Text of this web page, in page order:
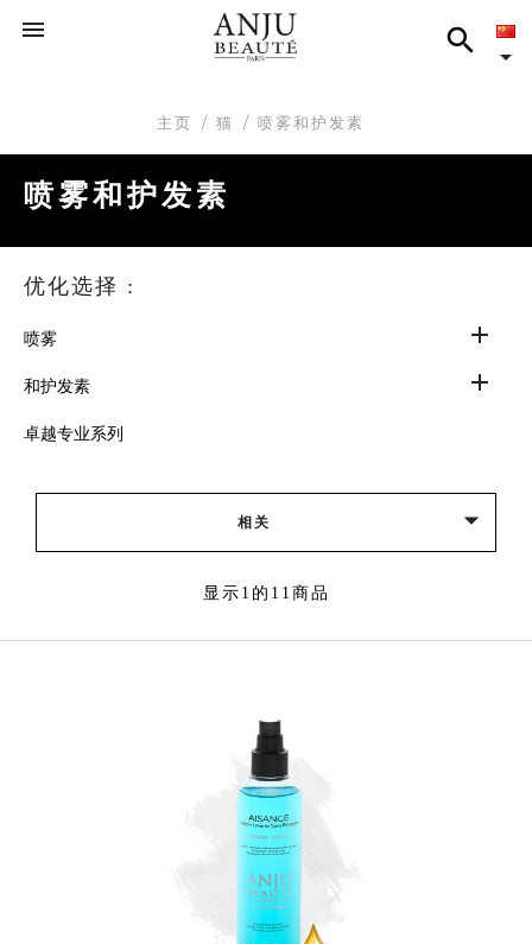



主页 猫 喷雾和护发素
喷雾和护发素
优化选择 :
喷雾 
和护发素 
卓越专业系列
相关 
显示1的11商品